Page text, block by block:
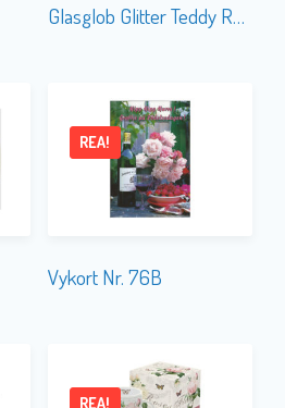
Glasglob Glitter Teddy Roses & Love
Vykort Nr. 76B
REA!
REA!